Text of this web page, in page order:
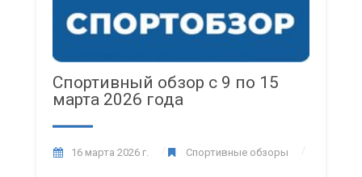
Спортивный обзор с 9 по 15
марта 2026 года
16 марта 2026 г. Спортивные обзоры